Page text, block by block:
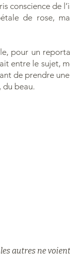
conscience de
de rose,
pour un
entre le sujet,
de prendre
du beau.
autres ne